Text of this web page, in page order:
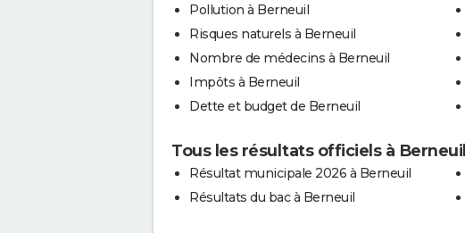
Pollution à Berneuil
Risques naturels à Berneuil
Nombre de médecins à Berneuil
Impôts à Berneuil
Dette et budget de Berneuil
Tous les résultats officiels à Berneuil
Résultat municipale 2026 à Berneuil
Résultats du bac à Berneuil